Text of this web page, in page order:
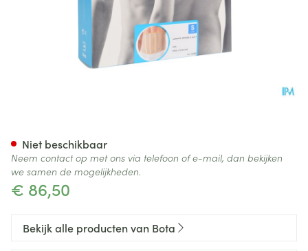
€ 86,50
Niet beschikbaar
Neem contact op met ons via telefoon of e-mail, dan bekijken
we samen de mogelijkheden.
Bekijk alle producten van Bota